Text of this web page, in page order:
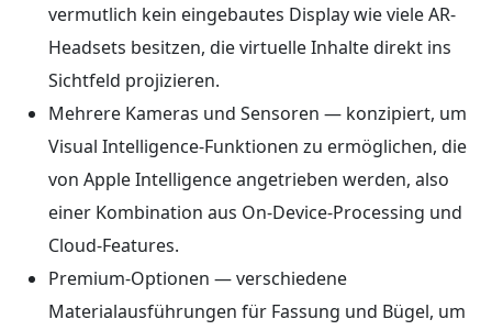
vermutlich kein eingebautes Display wie viele AR-
Headsets besitzen, die virtuelle Inhalte direkt ins
Sichtfeld projizieren.
Mehrere Kameras und Sensoren — konzipiert, um
Visual Intelligence-Funktionen zu ermöglichen, die
von Apple Intelligence angetrieben werden, also
einer Kombination aus On-Device-Processing und
Cloud-Features.
Premium-Optionen — verschiedene
Materialausführungen für Fassung und Bügel, um